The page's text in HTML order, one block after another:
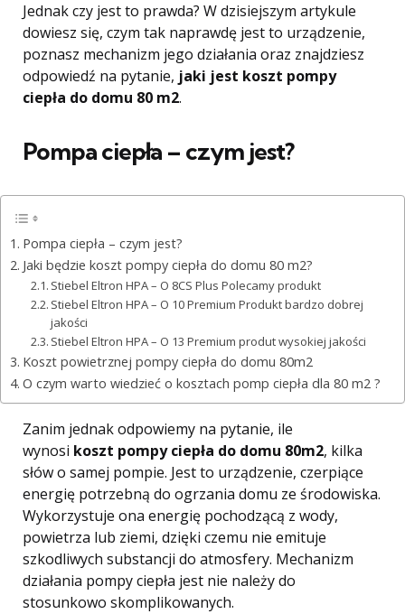
Jednak czy jest to prawda? W dzisiejszym artykule
dowiesz się, czym tak naprawdę jest to urządzenie,
poznasz mechanizm jego działania oraz znajdziesz
odpowiedź na pytanie, jaki jest koszt pompy
ciepła do domu 80 m2.
Pompa ciepła – czym jest?
Pompa ciepła – czym jest?
Jaki będzie koszt pompy ciepła do domu 80 m2?
Stiebel Eltron HPA – O 8CS Plus Polecamy produkt
Stiebel Eltron HPA – O 10 Premium Produkt bardzo dobrej
jakości
Stiebel Eltron HPA – O 13 Premium produt wysokiej jakości
Koszt powietrznej pompy ciepła do domu 80m2
O czym warto wiedzieć o kosztach pomp ciepła dla 80 m2 ?
Zanim jednak odpowiemy na pytanie, ile
wynosi koszt pompy ciepła do domu 80m2, kilka
słów o samej pompie. Jest to urządzenie, czerpiące
energię potrzebną do ogrzania domu ze środowiska.
Wykorzystuje ona energię pochodzącą z wody,
powietrza lub ziemi, dzięki czemu nie emituje
szkodliwych substancji do atmosfery. Mechanizm
działania pompy ciepła jest nie należy do
stosunkowo skomplikowanych.